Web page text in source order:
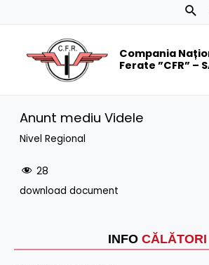
Compania
Ferate ”CFR” –
INFO CĂLĂTORI
Anunt mediu Videle
Nivel Regional
28
download document